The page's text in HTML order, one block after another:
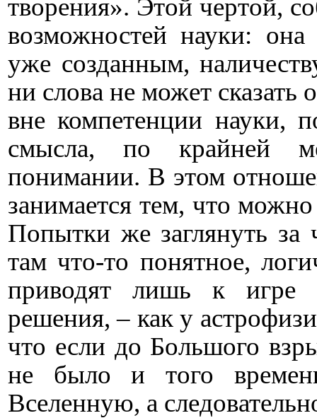
творения». Этой чертой,
возможностей науки: она
уже созданным,
ни слова не может сказать
вне компетенции науки,
смысла, по крайней
понимании. В этом
занимается тем, что
Попытки же заглянуть за
там что-то понятное,
приводят лишь к игре
решения, – как у
что если до Большого
не было и того
Вселенную, а